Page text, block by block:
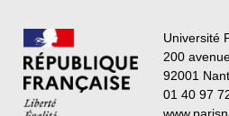
Université
200
92001
01 40 97